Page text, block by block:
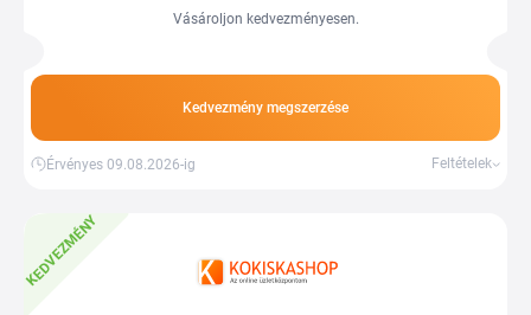
Vásároljon kedvezményesen.
Kedvezmény megszerzése
Érvényes 09.08.2026-ig Feltételek
KEDVEZMÉNY